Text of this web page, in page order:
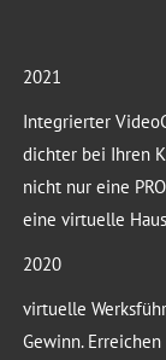
2021
Integrierter
dichter bei Ihren
nicht nur eine
eine virtuelle
2020
virtuelle
Gewinn.